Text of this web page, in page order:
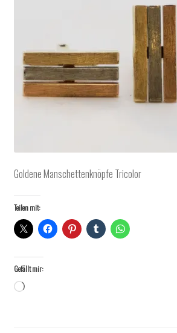
Goldene Manschettenknöpfe Tricolor
Teilen mit:
Gefällt mir:
Wird